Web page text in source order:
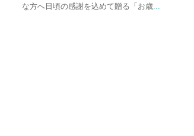
な方へ日頃の感謝を込めて贈る「お歳...